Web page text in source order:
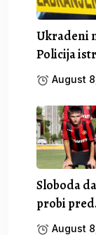
Ukradeni
Policija
August
Sloboda
probi pred.
August